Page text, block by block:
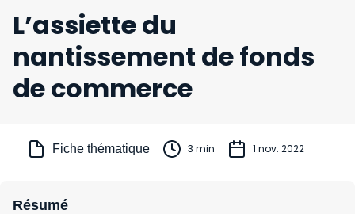
L’assiette du
nantissement de fonds
de commerce
Fiche thématique 3 min 1 nov. 2022
Résumé